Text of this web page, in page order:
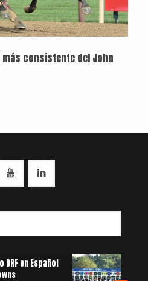
consistente del John
en Español